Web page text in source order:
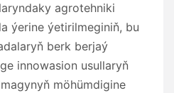
agrotehniki
ýerine ýetirilmeginiň, bu
berk berjaý
innowasion usullaryň
möhümdigine